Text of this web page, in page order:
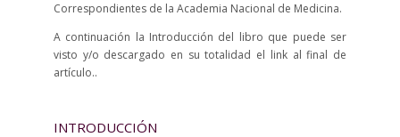
Correspondientes de la Academia Nacional de Medicina.
A continuación la Introducción del libro que puede ser
visto y/o descargado en su totalidad el link al final de
artículo..
INTRODUCCIÓN